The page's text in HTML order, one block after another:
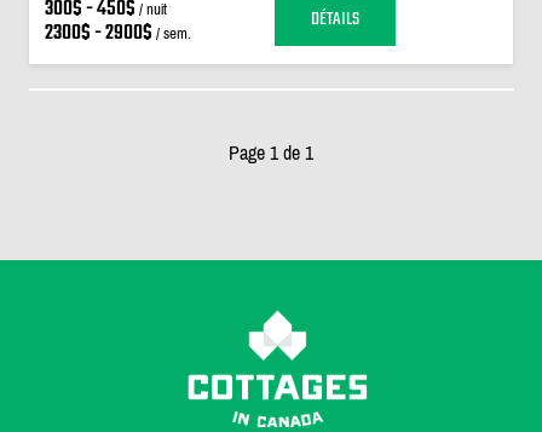
300$ - 450$ / nuit
2300$ - 2900$ / sem. DÉTAILS
Page 1 de 1